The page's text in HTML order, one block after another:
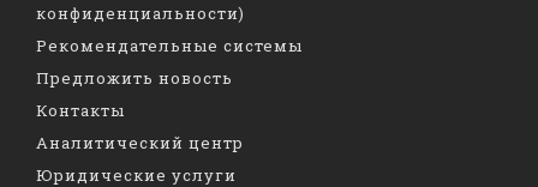
конфиденциальности)
Рекомендательные системы
Предложить новость
Контакты
Аналитический центр
Юридические услуги